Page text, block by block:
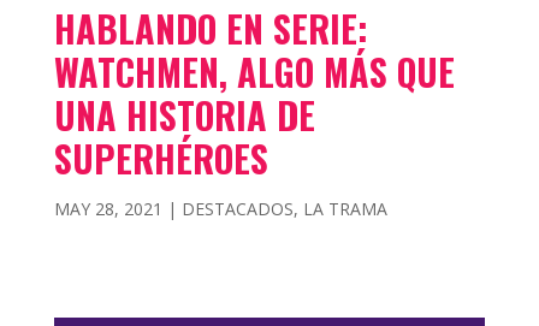
HABLANDO EN SERIE:
WATCHMEN, ALGO MÁS QUE
UNA HISTORIA DE
SUPERHÉROES
MAY 28, 2021 | DESTACADOS, LA TRAMA